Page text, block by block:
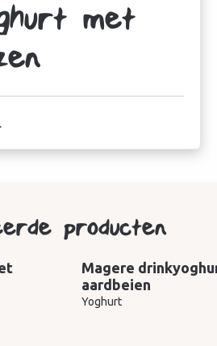
met
producten
Magere
aardbeien
Yoghurt